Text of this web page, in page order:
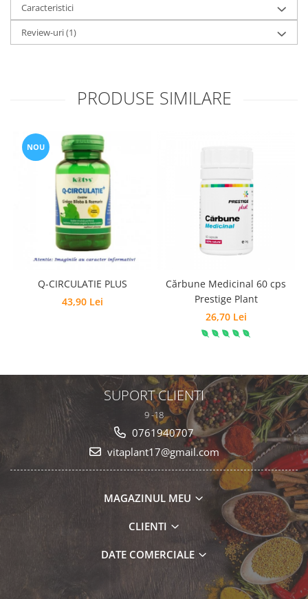
Caracteristici
Review-uri(1)
PRODUSE SIMILARE
NOU
Q-CIRCULATIE PLUS
43,90 Lei
Cărbune Medicinal 60 cps
Prestige Plant
26,70 Lei
SUPORT CLIENTI
9 -18
0761940707
vitaplant17@gmail.com
MAGAZINUL MEU
CLIENTI
DATE COMERCIALE